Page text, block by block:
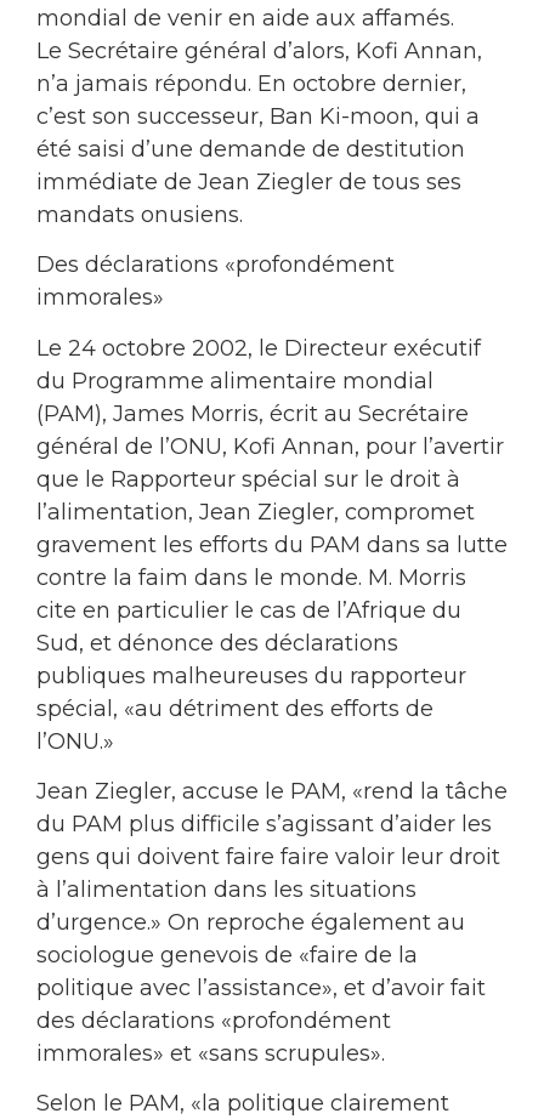
mondial de venir en aide aux affamés.
Le Secrétaire général d’alors, Kofi Annan,
n’a jamais répondu. En octobre dernier,
c’est son successeur, Ban Ki-moon, qui a
été saisi d’une demande de destitution
immédiate de Jean Ziegler de tous ses
mandats onusiens.
Des déclarations «profondément
immorales»
Le 24 octobre 2002, le Directeur exécutif
du Programme alimentaire mondial
(PAM), James Morris, écrit au Secrétaire
général de l’ONU, Kofi Annan, pour l’avertir
que le Rapporteur spécial sur le droit à
l’alimentation, Jean Ziegler, compromet
gravement les efforts du PAM dans sa lutte
contre la faim dans le monde. M. Morris
cite en particulier le cas de l’Afrique du
Sud, et dénonce des déclarations
publiques malheureuses du rapporteur
spécial, «au détriment des efforts de
l’ONU.»
Jean Ziegler, accuse le PAM, «rend la tâche
du PAM plus difficile s’agissant d’aider les
gens qui doivent faire faire valoir leur droit
à l’alimentation dans les situations
d’urgence.» On reproche également au
sociologue genevois de «faire de la
politique avec l’assistance», et d’avoir fait
des déclarations «profondément
immorales» et «sans scrupules».
Selon le PAM, «la politique clairement